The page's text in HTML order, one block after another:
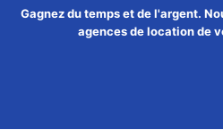
Gagnez du temps et de l'argent.
agences de location de